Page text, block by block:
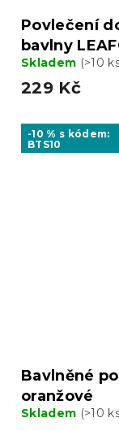
Povlečení
bavlny
Skladem (>10
229 Kč
-10 % s kódem:
BTS10
Bavlněné
oranžové
Skladem (>10